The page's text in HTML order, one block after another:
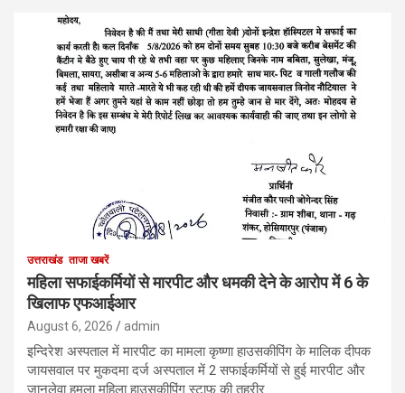
उत्तराखंड ताजा खबरें
महिला सफाईकर्मियों से मारपीट और धमकी देने के आरोप में 6 के
खिलाफ एफआईआर
August 6, 2026 admin
इन्दिरेश अस्पताल में मारपीट का मामला कृष्णा हाउसकीपिंग के मालिक दीपक
जायसवाल पर मुकदमा दर्ज अस्पताल में 2 सफाईकर्मियों से हुई मारपीट और
जानलेवा हमला महिला हाउसकीपिंग स्टाफ की तहरीर…